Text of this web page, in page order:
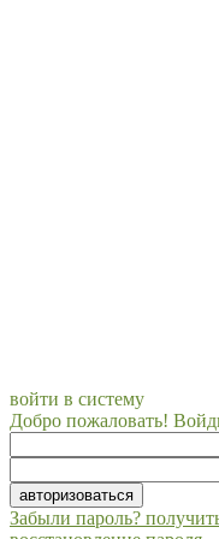
войти в систему
Добро пожаловать!
Забыли пароль?